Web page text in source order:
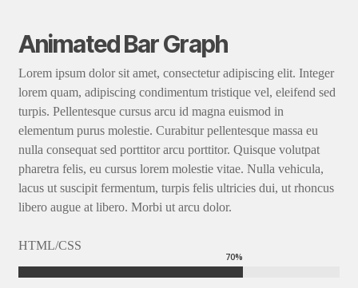
Animated Bar Graph
Lorem ipsum dolor sit amet, consectetur adipiscing elit. Integer
lorem quam, adipiscing condimentum tristique vel, eleifend sed
turpis. Pellentesque cursus arcu id magna euismod in
elementum purus molestie. Curabitur pellentesque massa eu
nulla consequat sed porttitor arcu porttitor. Quisque volutpat
pharetra felis, eu cursus lorem molestie vitae. Nulla vehicula,
lacus ut suscipit fermentum, turpis felis ultricies dui, ut rhoncus
libero augue at libero. Morbi ut arcu dolor.
HTML/CSS
70%